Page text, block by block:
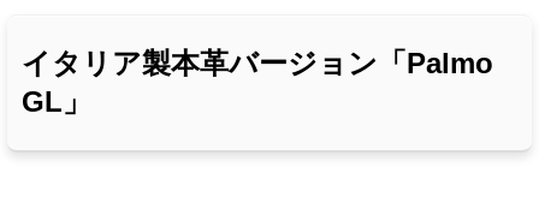
イタリア製本革バージョン「Palmo
GL」